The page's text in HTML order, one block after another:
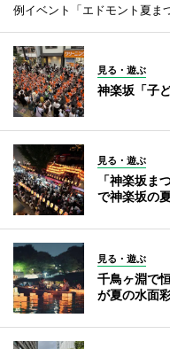
例イベント「エドモント夏ま
見る・遊ぶ
神楽坂「子
見る・遊ぶ
「神楽坂ま
で神楽坂の
見る・遊ぶ
千鳥ヶ淵で
が夏の水面